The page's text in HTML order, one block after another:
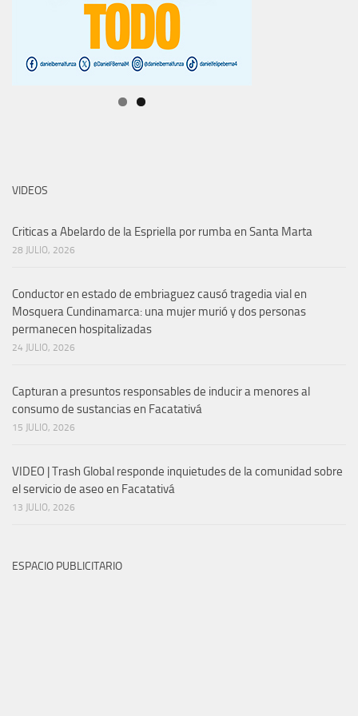
VIDEOS
Criticas a Abelardo de la Espriella por rumba en Santa Marta
28 JULIO, 2026
Conductor en estado de embriaguez causó tragedia vial en
Mosquera Cundinamarca: una mujer murió y dos personas
permanecen hospitalizadas
24 JULIO, 2026
Capturan a presuntos responsables de inducir a menores al
consumo de sustancias en Facatativá
15 JULIO, 2026
VIDEO | Trash Global responde inquietudes de la comunidad sobre
el servicio de aseo en Facatativá
13 JULIO, 2026
ESPACIO PUBLICITARIO